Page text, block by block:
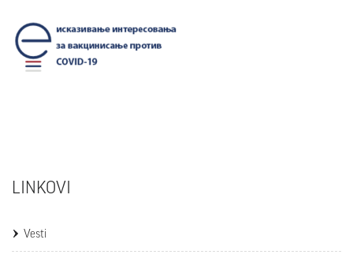
LINKOVI
Vesti